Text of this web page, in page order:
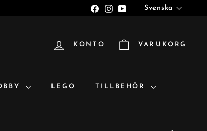
Facebook
Instagram
YouTube
Språk
Svenska
KONTO VARUKORG
LEGO TILLBEHÖR